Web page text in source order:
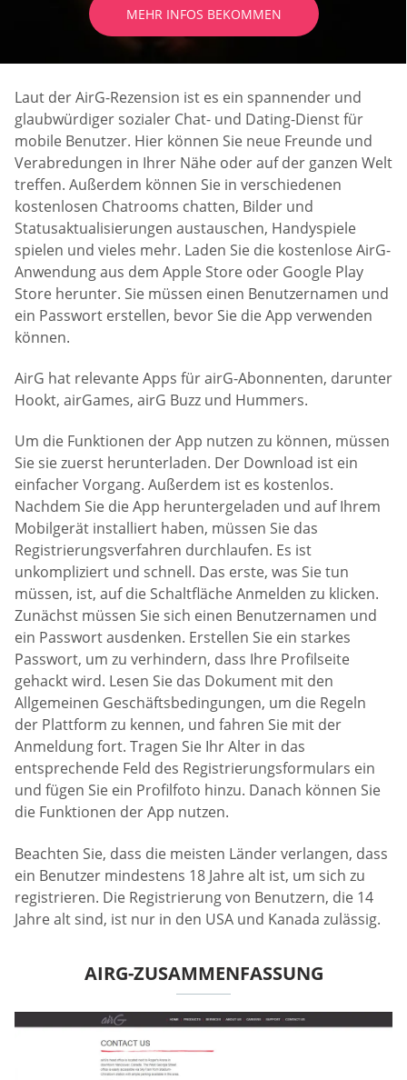
MEHR INFOS BEKOMMEN
Laut der AirG-Rezension ist es ein spannender und
glaubwürdiger sozialer Chat- und Dating-Dienst für
mobile Benutzer. Hier können Sie neue Freunde und
Verabredungen in Ihrer Nähe oder auf der ganzen Welt
treffen. Außerdem können Sie in verschiedenen
kostenlosen Chatrooms chatten, Bilder und
Statusaktualisierungen austauschen, Handyspiele
spielen und vieles mehr. Laden Sie die kostenlose AirG-
Anwendung aus dem Apple Store oder Google Play
Store herunter. Sie müssen einen Benutzernamen und
ein Passwort erstellen, bevor Sie die App verwenden
können.
AirG hat relevante Apps für airG-Abonnenten, darunter
Hookt, airGames, airG Buzz und Hummers.
Um die Funktionen der App nutzen zu können, müssen
Sie sie zuerst herunterladen. Der Download ist ein
einfacher Vorgang. Außerdem ist es kostenlos.
Nachdem Sie die App heruntergeladen und auf Ihrem
Mobilgerät installiert haben, müssen Sie das
Registrierungsverfahren durchlaufen. Es ist
unkompliziert und schnell. Das erste, was Sie tun
müssen, ist, auf die Schaltfläche Anmelden zu klicken.
Zunächst müssen Sie sich einen Benutzernamen und
ein Passwort ausdenken. Erstellen Sie ein starkes
Passwort, um zu verhindern, dass Ihre Profilseite
gehackt wird. Lesen Sie das Dokument mit den
Allgemeinen Geschäftsbedingungen, um die Regeln
der Plattform zu kennen, und fahren Sie mit der
Anmeldung fort. Tragen Sie Ihr Alter in das
entsprechende Feld des Registrierungsformulars ein
und fügen Sie ein Profilfoto hinzu. Danach können Sie
die Funktionen der App nutzen.
Beachten Sie, dass die meisten Länder verlangen, dass
ein Benutzer mindestens 18 Jahre alt ist, um sich zu
registrieren. Die Registrierung von Benutzern, die 14
Jahre alt sind, ist nur in den USA und Kanada zulässig.
AIRG-ZUSAMMENFASSUNG